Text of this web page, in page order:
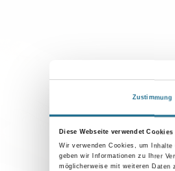
Zustimmung
Diese Webseite verwendet Cookies
Wir verwenden Cookies, um
geben wir Informationen zu Ihrer
möglicherweise mit weiteren Daten